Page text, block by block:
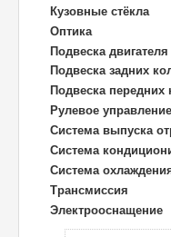
Кузовные стёкла
Оптика
Подвеска
Подвеска задних
Подвеска передних
Рулевое управление
Система выпуска
Система
Система
Трансмиссия
Электрооснащение